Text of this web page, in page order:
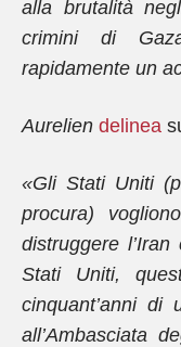
alla brutalità
crimini di
rapidamente un
Aurelien delinea
«Gli Stati Uniti
procura)
distruggere
Stati Uniti,
cinquant’anni di
all’Ambasciata